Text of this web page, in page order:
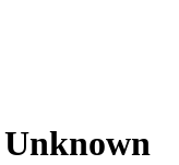
Unknown